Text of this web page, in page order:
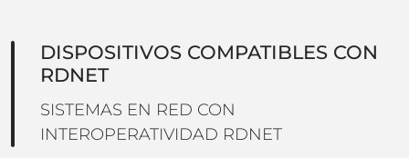
DISPOSITIVOS COMPATIBLES CON
RDNET
SISTEMAS EN RED CON
INTEROPERATIVIDAD RDNET